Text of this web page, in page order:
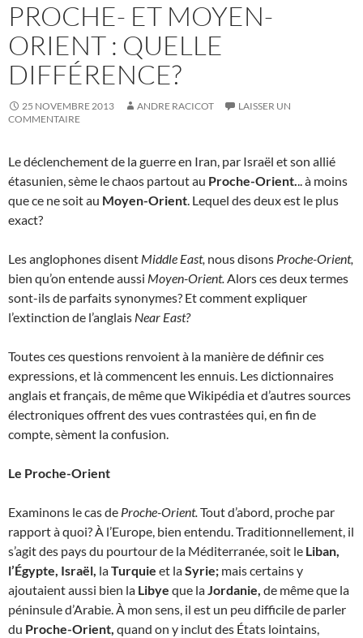
PROCHE- ET MOYEN-
ORIENT : QUELLE
DIFFÉRENCE?
25 NOVEMBRE 2013 ANDRE RACICOT
LAISSER UN
COMMENTAIRE
Le déclenchement de la guerre en Iran, par Israël et son allié
étasunien, sème le chaos partout au Proche-Orient... à moins
que ce ne soit au Moyen-Orient. Lequel des deux est le plus
exact?
Les anglophones disent Middle East, nous disons Proche-Orient,
bien qu’on entende aussi Moyen-Orient.Alors ces deux termes
sont-ils de parfaits synonymes? Et comment expliquer
l’extinction de l’anglais Near East?
Toutes ces questions renvoient à la manière de définir ces
expressions, et là commencent les ennuis. Les dictionnaires
anglais et français, de même que Wikipédia et d’autres sources
électroniques offrent des vues contrastées qui, en fin de
compte, sèment la confusion.
Le Proche-Orient
Examinons le cas de Proche-Orient.Tout d’abord, proche par
rapport à quoi? À l’Europe, bien entendu. Traditionnellement, il
s’agit des pays du pourtour de la Méditerranée, soit le Liban,
l’Égypte, Israël, laTurquie et laSyrie; mais certains y
ajoutaient aussi bien la Libye que laJordanie, de même que la
péninsule d’Arabie. À mon sens, il est un peu difficile de parler
du Proche-Orient, quand on y inclut des États lointains,